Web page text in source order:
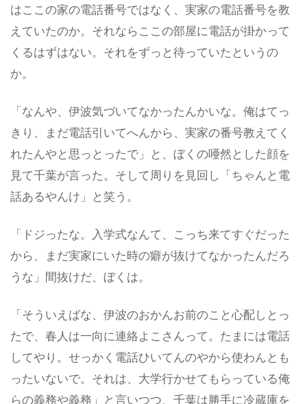
はここの家の電話番号ではなく、実家の電話番号を教
えていたのか。それならここの部屋に電話が掛かって
くるはずはない。それをずっと待っていたというの
か。
「なんや、伊波気づいてなかったんかいな。俺はてっ
きり、まだ電話引いてへんから、実家の番号教えてく
れたんやと思っとったで」と、ぼくの唖然とした顔を
見て千葉が言った。そして周りを見回し「ちゃんと電
話あるやんけ」と笑う。
「ドジったな。入学式なんて、こっち来てすぐだった
から、まだ実家にいた時の癖が抜けてなかったんだろ
うな」間抜けだ、ぼくは。
「そういえばな、伊波のおかんお前のこと心配しとっ
たで、春人は一向に連絡よこさんって。たまには電話
してやり。せっかく電話ひいてんのやから使わんとも
ったいないで。それは、大学行かせてもらっている俺
らの義務や義務」と言いつつ、千葉は勝手に冷蔵庫を